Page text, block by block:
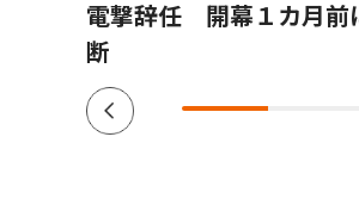
電撃辞任 開幕１カ月前
断